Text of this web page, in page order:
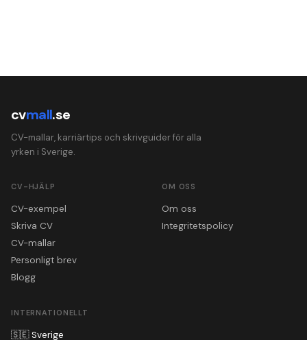
cvmall.se
CV-mallar, karriärtips och skrivguider för alla
yrken i Sverige.
CV-HJÄLP
CV-exempel
Skriva CV
CV-mallar
Personligt brev
Blogg
OM OSS
Om oss
Integritetspolicy
INTERNATIONELLT
🇸🇪 Sverige